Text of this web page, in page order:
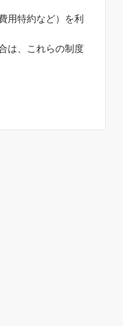
用特約など）を利
は、これらの制度